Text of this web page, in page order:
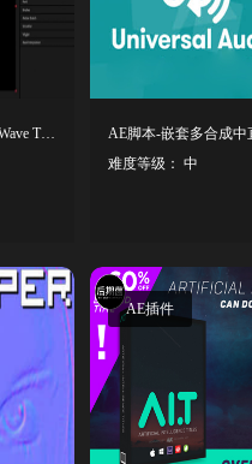
中文汉化AE插件-波浪波形路径动画 Wave The Path V1.1.0 Win
难度等级： 中
AE插件